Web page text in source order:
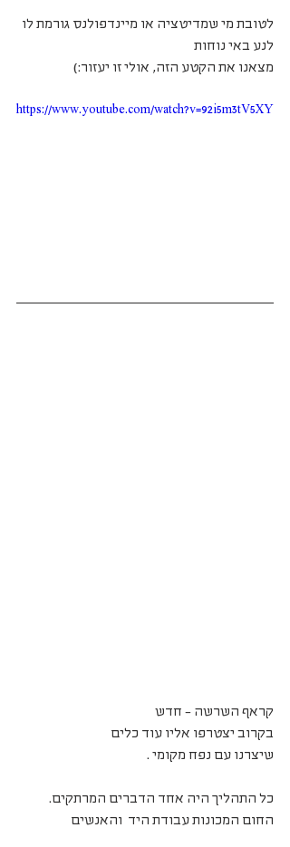
לטובת מי שמדיטציה או מיינדפולנס גורמת לו
לנע באי נוחות
מצאנו את הקטע הזה, אולי זו יעזור:)
https://www.youtube.com/watch?v=92i5m3tV5XY
קראף השרשה - חדש
בקרוב יצטרפו אליו עוד כלים
שיצרנו עם נפח מקומי .
כל התהליך היה אחד הדברים המרתקים.
החום המכונות עבודת היד  והאנשים